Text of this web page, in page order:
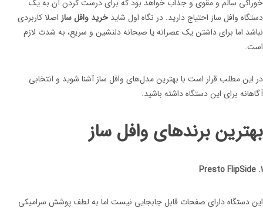
خوراکی سالم و مقوی و جذاب خواهد بود که برای درست کردن آن به یک
دستگاه وافل ساز احتیاج دارید. در نگاه اول شاید خرید وافل ساز اصلا کاربردی
نباشد اما برای داشتن یک عصرانه یا صبحانه دلنشین و سریع، به شدت لازم
است.
در این مطلب قرار است با بهترین مدل‌های وافل ساز آشنا شوید و انتخابی
آگاهانه برای این دستگاه داشته باشید.
بهترین برندهای وافل ساز
1. Presto FlipSide
این دستگاه دارای صفحات قابل جابجایی نیست اما به لطف پوشش سرامیکی